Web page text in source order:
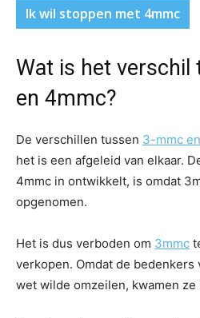
Ik wil stoppen met 4mmc
Wat is het
en 4mmc?
De verschillen tussen 3-mmc
het is een afgeleid van elkaar.
4mmc in ontwikkelt, is omdat
opgenomen.
Het is dus verboden om 3mmc
verkopen. Omdat de bedenkers
wet wilde omzeilen, kwamen